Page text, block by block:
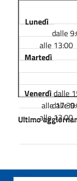
Lunedì
dalle
alle 13:00
Martedì
dalle
alle 17:30
Venerdì
dalle
alle 13:00
Ultimo